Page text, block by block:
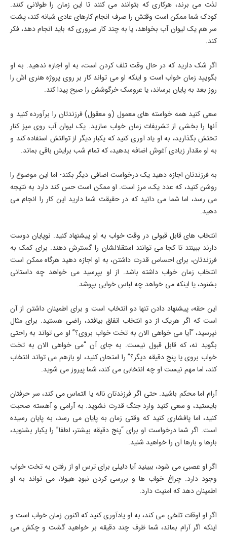
لذت می برند، هرکاری که بتوانند می کنند تا این زمان را طولانی کنند.
کودک شما ممکن است وقتش را صرف انجام کارهای عادی شبانه کند، پشت
سر هم یک لیوان آب بخواهد، یا به چند کار ضروری که باید انجام دهد، فکر
کند.
اگر شک دارید که در حال وقت تلف کردن است، به او اجازه ندهید. به او
بگویید زمان خواب است و اینکه او می تواند کار بر روی پروژه هنری اش را
روز بعد به پایان برساند، یا عروسک خرگوشش را صبح پیدا کند.
سعی کنید همه خواسته های معمول (و معقول) فرزندتان را برآورده کنید و
آنها را بخشی از تشریفات زمان خواب سازید. یک لیوان آب روی میز کنار
تختش بگذارید، به او یاد آوری کنید که یکبار دیگر از توالتش استفاده کند و
به او مقدار زیادی آغوش اضافه بدهید، که تمام شب برایش باقی بماند.
به فرزندتان اجازه دهید یک درخواست اضافی دیگر بکند- اما این موضوع را
روشن کنید، که عدد یک، مرز است. او ممکن است حس کند دارد به نتیجه
می رسد، اما شما می دانید که در حقیقت شما دارید این کار را انجام می
دهید.
انتخاب های قابل قبولی در وقت خواب به او پیشنهاد کنید. نوپایان دوست
دارند ببینند تا کجا می توانند استقلالشان را گسترش دهند. برای کمک به
فرزندتان، برای احساس قدرت داشتن، به او اجازه دهید هرگاه ممکن است
انتخاب زمان خواب داشته باشد. از او بپرسید می خواهد چه داستانی
بشنود، یا اینکه می خواهد چه لباس خوابی بپوشد.
این حقه، پیشنهاد دادن تنها دو انتخاب است و برای اطمینان داشتن از آن
است که اگر هریک از دو انتخاب اتفاق بیافتد، راضی هستید. برای مثال
نپرسید، “آیا می خواهی الان به تخت خواب بروی؟” او می تواند به راحتی
بگوید نه، که قابل قبول نیست. به جای آن “می خواهی الان به تخت
خواب بروی یا پنج دقیقه دیگر؟” را امتحان کنید، او بازهم می تواند انتخاب
کند، اما مهم نیست او چه انتخابی می کند، شما پیروز می شوید.
آرام اما محکم باشید. حتی اگر فرزندتان ناله یا التماس می کند، سر حرفتان
بایستید، و سعی کنید وارد جنگ قدرت نشوید. به آرامی و آهسته صحبت
کنید، اما پافشاری کنید که وقتی زمان به پایان می رسد، به پایان رسیده
است. اگر شما درخواست او برای “پنج دقیقه بیشتر، لطفا” را یکبار بشنوید،
بارها و بارها آن را خواهید شنید.
اگر او عصبی می شود، ببینید آیا دلیلی برای ترس او از رفتن به تخت خواب
وجود دارد. چراغ خواب ها و بررسی کردن نبودِ هیولا، می تواند به او
اطمینان دهد که امنیت دارد.
اگر او اوقات تلخی می کند، به او یادآوری کنید که اکنون زمان خواب است و
اینکه اگر آرام بماند، شما ظرف چند دقیقه بر خواهید گشت و چکش می